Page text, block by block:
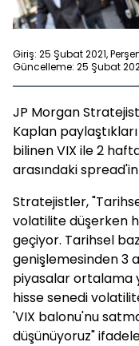
Giriş: 25 Şubat 2021,
Güncelleme: 25 Şubat
JP Morgan
Kaplan
bilinen VIX ile 2
arasındaki
Stratejistler,
volatilite düşerken
geçiyor. Tarihsel
genişlemesinden 3
piyasalar ortalama
hisse senedi
'VIX balonu'nu
düşünüyoruz"